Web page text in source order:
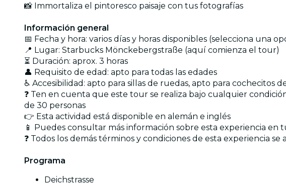
📸 Immortaliza el pintoresco paisaje con tus fotografías
Información general
📅 Fecha y hora: varios días y horas disponibles (selecciona una
📍 Lugar: Starbucks Mönckebergstraße (aquí comienza el tour)
⏳ Duración: aprox. 3 horas
👤 Requisito de edad: apto para todas las edades
♿ Accesibilidad: apto para sillas de ruedas, apto para cochecitos
❓ Ten en cuenta que este tour se realiza bajo cualquier
de 30 personas
👉 Esta actividad está disponible en alemán e inglés
📱 Puedes consultar más información sobre esta experiencia en
❓ Todos los demás términos y condiciones de esta experiencia se
Programa
Deichstrasse